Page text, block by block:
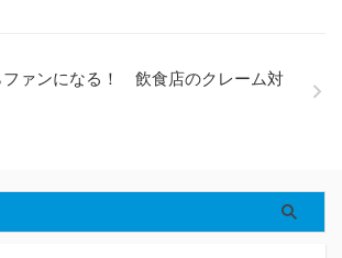
ファンになる！ 飲食店のクレーム対